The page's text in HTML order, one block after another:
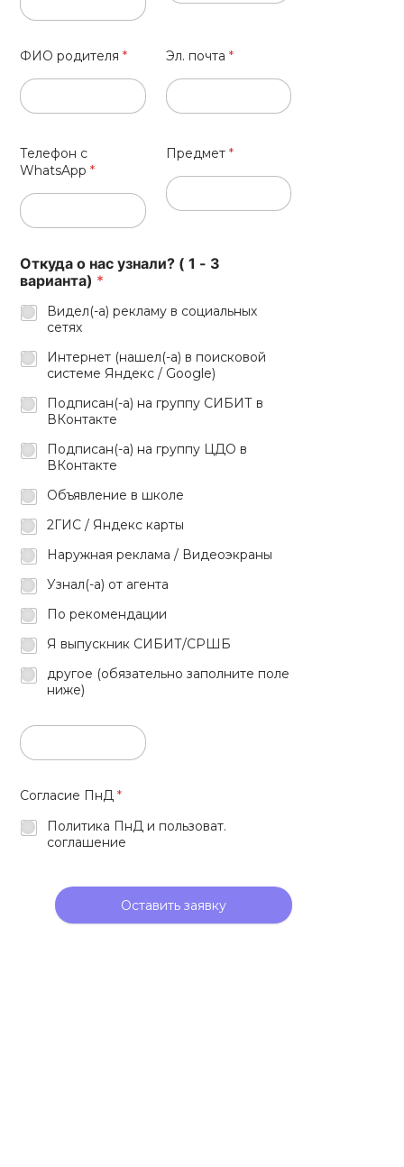
ФИО родителя * Эл. почта *
Телефон с
WhatsApp *
Предмет *
Откуда о нас узнали? ( 1 - 3
варианта) *
Видел(-а) рекламу в социальных
сетях
Интернет (нашел(-а) в поисковой
системе Яндекс / Google)
Подписан(-а) на группу СИБИТ в
ВКонтакте
Подписан(-а) на группу ЦДО в
ВКонтакте
Объявление в школе
2ГИС / Яндекс карты
Наружная реклама / Видеоэкраны
Узнал(-а) от агента
По рекомендации
Я выпускник СИБИТ/СРШБ
другое (обязательно заполните поле
ниже)
Согласие ПнД *
Политика ПнД и пользоват.
соглашение
Оставить заявку